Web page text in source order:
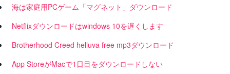
海は家庭用PCゲーム「マグネット」ダウンロード
Netflixダウンロードはwindows 10を遅くします
Brotherhood Creed helluva free mp3ダウンロード
App StoreがMacで1日目をダウンロードしない